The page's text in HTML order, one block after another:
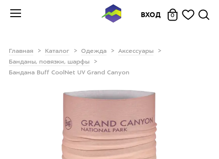
ВХОД 0
Главная Каталог Одежда
Аксессуары
Банданы, повязки, шарфы
Бандана Buff CoolNet UV Grand Canyon